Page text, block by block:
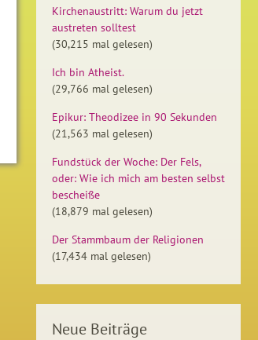
Kirchenaustritt: Warum du jetzt
austreten solltest
(30,215 mal gelesen)
Ich bin Atheist.
(29,766 mal gelesen)
Epikur: Theodizee in 90 Sekunden
(21,563 mal gelesen)
Fundstück der Woche: Der Fels,
oder: Wie ich mich am besten selbst
bescheiße
(18,879 mal gelesen)
Der Stammbaum der Religionen
(17,434 mal gelesen)
Neue Beiträge